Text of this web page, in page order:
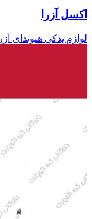
اکسل آزرا
لوازم یدکی هیوندای آزرا